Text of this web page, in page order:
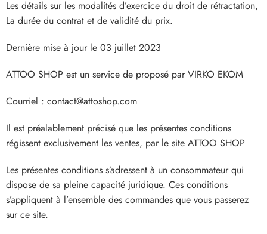
Les détails sur les modalités d’exercice du droit de rétractation,
La durée du contrat et de validité du prix.
Dernière mise à jour le 03 juillet 2023
ATTOO SHOP est un service de proposé parVIRKO EKOM
Courriel : contact@attoshop.com
Il est préalablement précisé que les présentes conditions
régissent exclusivement les ventes, par le site ATTOO SHOP
Les présentes conditions s’adressent à un consommateur qui
dispose de sa pleine capacité juridique. Ces conditions
s’appliquent à l’ensemble des commandes que vous passerez
sur ce site.